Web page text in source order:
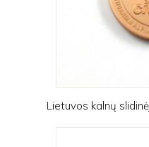
Lietuvos kalnų